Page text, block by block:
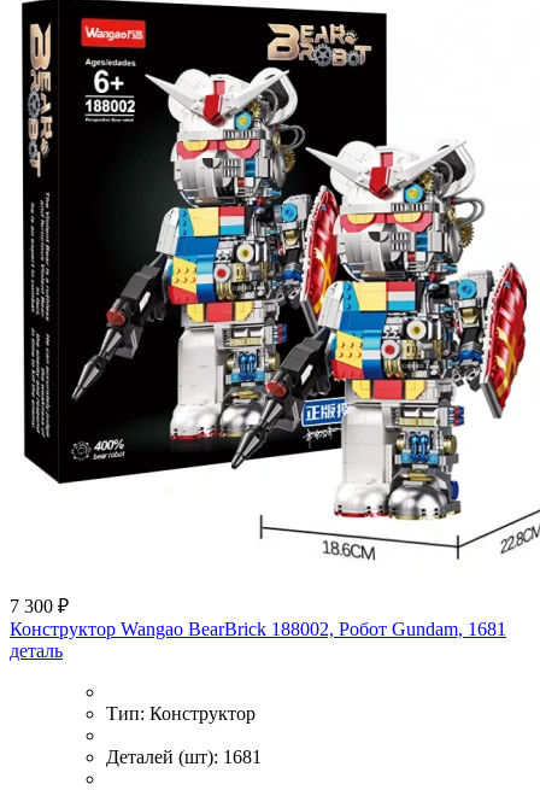
7 300 ₽
Конструктор Wangao BearBrick 188002, Робот Gundam, 1681
деталь
Тип: Конструктор
Деталей (шт): 1681